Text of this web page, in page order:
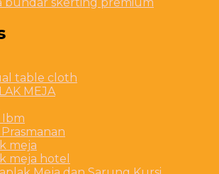
table cloth
MEJA
Ibm
meja
meja hotel